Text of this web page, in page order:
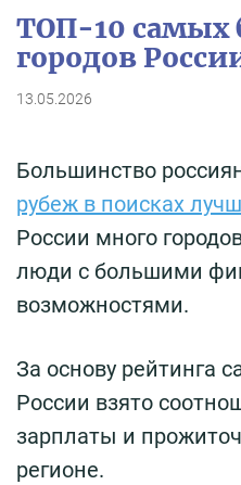
ТОП-10 самых
городов
13.05.2026
Большинство
рубеж в поисках
России много
люди с большими
возможностями.
За основу рейтинга
России взято
зарплаты и
регионе.